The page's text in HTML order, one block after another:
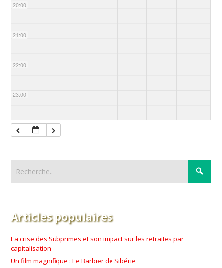
20:00
21:00
22:00
23:00
Articles populaires
La crise des Subprimes et son impact sur les retraites par
capitalisation
Un film magnifique : Le Barbier de Sibérie